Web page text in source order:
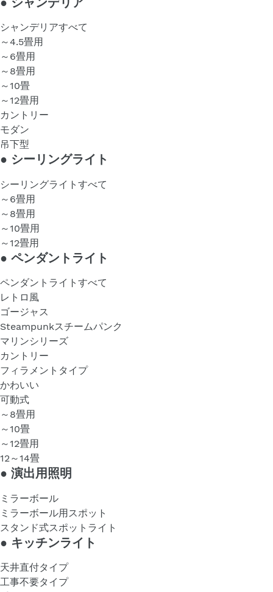
シャンデリアすべて
～4.5畳用
～6畳用
～8畳用
～10畳
～12畳用
カントリー
モダン
吊下型
● シーリングライト
シーリングライトすべて
～6畳用
～8畳用
～10畳用
～12畳用
● ペンダントライト
ペンダントライトすべて
レトロ風
ゴージャス
Steampunkスチームパンク
マリンシリーズ
カントリー
フィラメントタイプ
かわいい
可動式
～8畳用
～10畳
～12畳用
12～14畳
● 演出用照明
ミラーボール
ミラーボール用スポット
スタンド式スポットライト
● キッチンライト
天井直付タイプ
工事不要タイプ